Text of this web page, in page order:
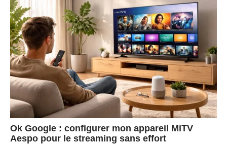
Ok Google : configurer mon appareil MiTV
Aespo pour le streaming sans effort